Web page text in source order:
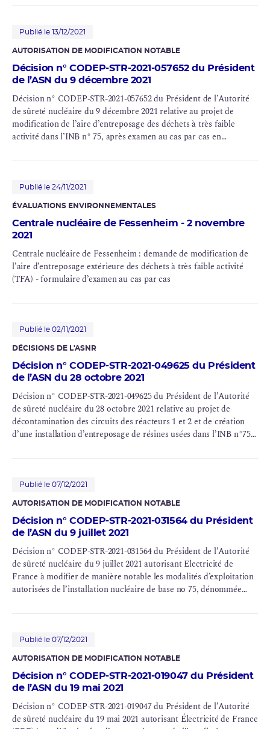
cette installation
Publié le 13/12/2021
AUTORISATION DE MODIFICATION NOTABLE
Décision n° CODEP-STR-2021-057652 du Président
de l’ASN du 9 décembre 2021
Décision n° CODEP-STR-2021-057652 du Président de l’Autorité
de sûreté nucléaire du 9 décembre 2021 relative au projet de
modification de l’aire d’entreposage des déchets à très faible
activité dans l’INB n° 75, après examen au cas par cas en
Publié le 24/11/2021
ÉVALUATIONS ENVIRONNEMENTALES
Centrale nucléaire de Fessenheim - 2 novembre
2021
Centrale nucléaire de Fessenheim : demande de modification de
l’aire d’entreposage extérieure des déchets à très faible activité
(TFA ) - formulaire d’examen au cas par cas
Publié le 02/11/2021
DÉCISIONS DE L'ASNR
Décision n° CODEP-STR-2021-049625 du Président
de l’ASN du 28 octobre 2021
Décision n° CODEP-STR-2021-049625 du Président de l’Autorité
de sûreté nucléaire du 28 octobre 2021 relative au projet de
décontamination des circuits des réacteurs 1 et 2 et de création
d’une installation d’entreposage de résines usées dans l’INB n°75,
Publié le 07/12/2021
AUTORISATION DE MODIFICATION NOTABLE
Décision n° CODEP-STR-2021-031564 du Président
de l’ASN du 9 juillet 2021
Décision n° CODEP-STR-2021-031564 du Président de l’Autorité
de sûreté nucléaire du 9 juillet 2021 autorisant Electricité de
France à modifier de manière notable les modalités d’exploitation
autorisées de l’installation nucléaire de base no 75, dénommée
Publié le 07/12/2021
AUTORISATION DE MODIFICATION NOTABLE
Décision n° CODEP-STR-2021-019047 du Président
de l’ASN du 19 mai 2021
Décision n° CODEP-STR-2021-019047 du Président de l’Autorité
de sûreté nucléaire du 19 mai 2021 autorisant Électricité de France